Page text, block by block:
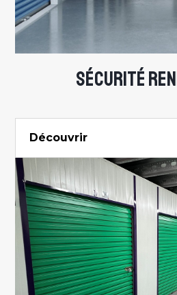
SÉCURITÉ
Découvrir